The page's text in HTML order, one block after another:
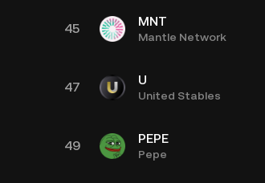
45 MNT
Mantle Network
47 U
United Stables
49 PEPE
Pepe